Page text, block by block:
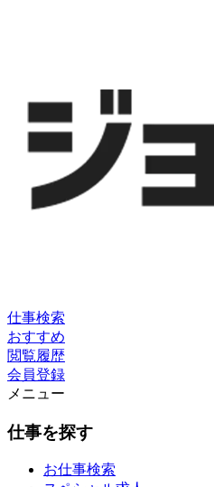
仕事検索
おすすめ
閲覧履歴
会員登録
メニュー
仕事を探す
お仕事検索